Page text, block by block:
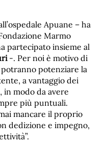
Apuane – ha
Marmo
partecipato insieme al
-. Per noi è motivo di
potenziare la
a vantaggio dei
modo da avere
più puntuali.
mancare il proprio
dedizione e impegno,